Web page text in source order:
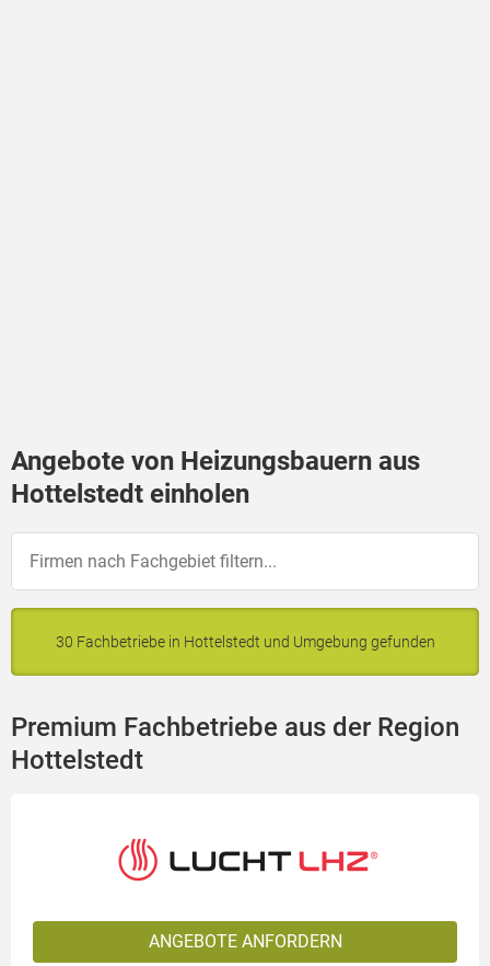
Angebote von Heizungsbauern aus
Hottelstedt einholen
30 Fachbetriebe in Hottelstedt und Umgebung gefunden
Premium Fachbetriebe aus der Region
Hottelstedt
ANGEBOTE ANFORDERN